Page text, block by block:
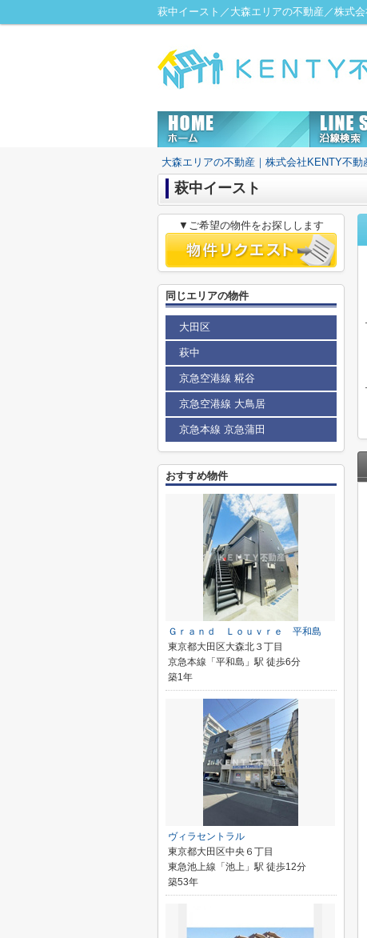
萩中イースト／大森エリアの不動産／株式
大森エリアの不動産｜株式会社KENTY不動
萩中イースト
▼ご希望の物件をお探しします
同じエリアの物件
大田区
萩中
京急空港線 糀谷
京急空港線 大鳥居
京急本線 京急蒲田
おすすめ物件
Ｇｒａｎｄ Ｌｏｕｖｒｅ 平和島
東京都大田区大森北３丁目
京急本線「平和島」駅 徒歩6分
築1年
ヴィラセントラル
東京都大田区中央６丁目
東急池上線「池上」駅 徒歩12分
築53年